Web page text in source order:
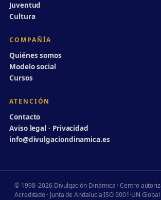
Juventud
Cultura
COMPAÑÍA
Quiénes somos
Modelo social
Cursos
ATENCIÓN
Contacto
Aviso legal · Privacidad
info@divulgaciondinamica.es
© 1998–2026 Divulgación Dinámica · Centro
Acreditado · Junta de Andalucía·ISO 9001·UN